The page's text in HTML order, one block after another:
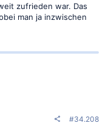
zufrieden war. Das
man ja inzwischen
#34.208